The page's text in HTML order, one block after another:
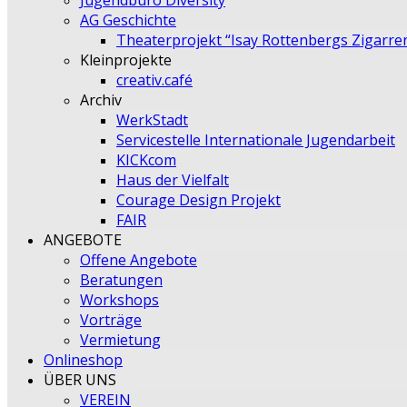
AG Geschichte
Theaterprojekt “Isay Rottenbergs
Kleinprojekte
creativ.café
Archiv
WerkStadt
Servicestelle Internationale Jugendarbeit
KICKcom
Haus der Vielfalt
Courage Design Projekt
FAIR
ANGEBOTE
Offene Angebote
Beratungen
Workshops
Vorträge
Vermietung
Onlineshop
ÜBER UNS
VEREIN